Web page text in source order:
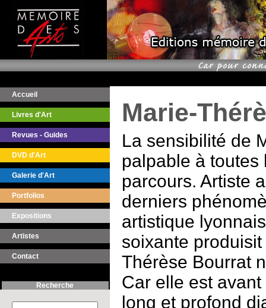
Accueil
Livres d'Art
Revues - Guides
DVD d'Art
Galerie d'Art
Portfolios
Expositions
Artistes
Contact
Recherche
Marie-
La sensibilité de
palpable à
parcours. Artiste
derniers
artistique
soixante
Thérèse Bourrat
Car elle est
long et profond